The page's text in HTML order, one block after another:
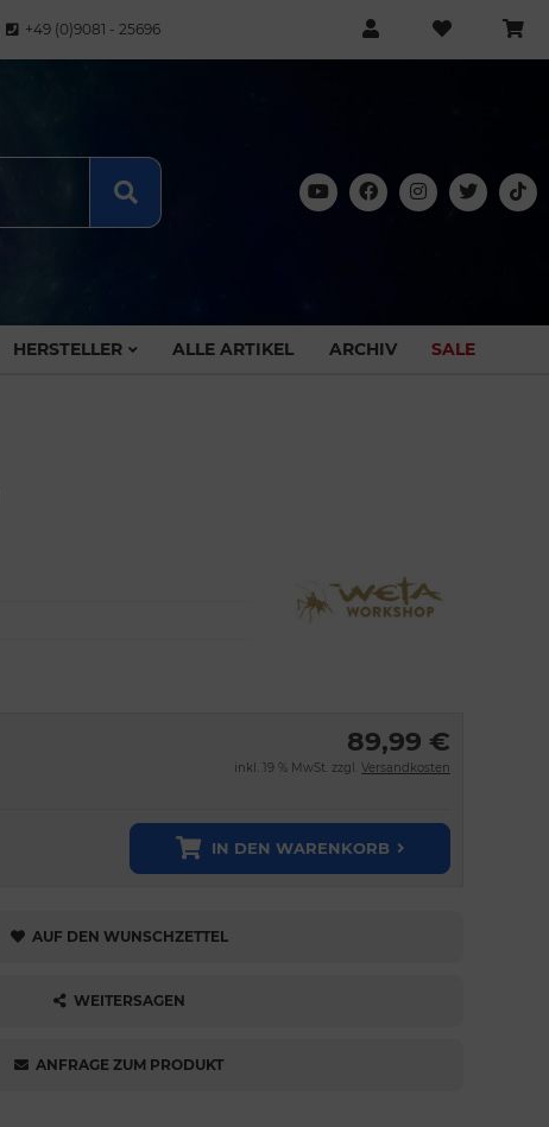
+49 (0)9081 - 25696
HERSTELLER ALLE ARTIKEL ARCHIV SALE
89,99 €
inkl. 19 % MwSt. zzgl. Versandkosten
IN DEN WARENKORB
AUF DEN WUNSCHZETTEL
WEITERSAGEN
ANFRAGE ZUM PRODUKT